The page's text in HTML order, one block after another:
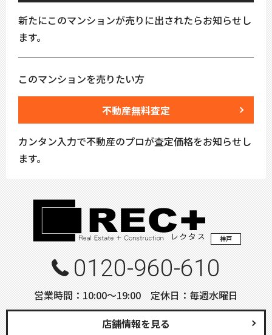
新たにこのマンションが売りに出されたらお知らせし
ます。
このマンションを売りたい方
不動産無料査定
カンタン入力で不動産のプロが査定価格をお知らせし
ます。
神戸
0120-960-610
営業時間：10:00〜19:00 定休日：毎週水曜日
店舗情報を見る